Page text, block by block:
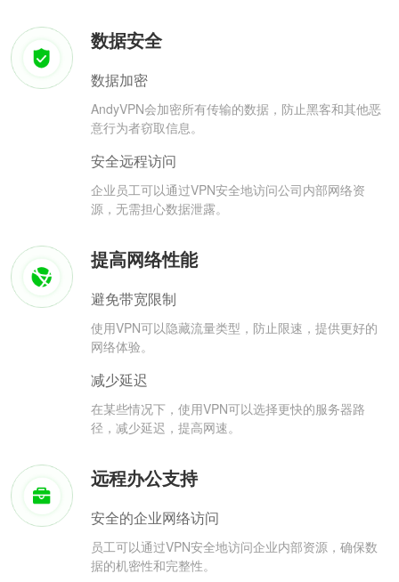
数据安全
数据加密
AndyVPN会加密所有传输的数据，防止黑客和其他恶
意行为者窃取信息。
安全远程访问
企业员工可以通过VPN安全地访问公司内部网络资
源，无需担心数据泄露。
提高网络性能
避免带宽限制
使用VPN可以隐藏流量类型，防止限速，提供更好的
网络体验。
减少延迟
在某些情况下，使用VPN可以选择更快的服务器路
径，减少延迟，提高网速。
远程办公支持
安全的企业网络访问
员工可以通过VPN安全地访问企业内部资源，确保数
据的机密性和完整性。